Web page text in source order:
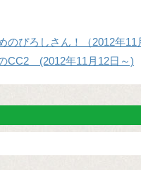
のぴろしさん！（2012年11
CC2 (2012年11月12日～)